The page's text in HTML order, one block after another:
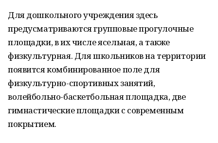
Для дошкольного учреждения здесь
предусматриваются групповые прогулочные
площадки, в их числе ясельная, а также
физкультурная. Для школьников на территории
появится комбинированное поле для
физкультурно-спортивных занятий,
волейбольно-баскетбольная площадка, две
гимнастические площадки с современным
покрытием.